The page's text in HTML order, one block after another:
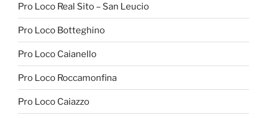
Pro Loco Real Sito – San Leucio
Pro Loco Botteghino
Pro Loco Caianello
Pro Loco Roccamonfina
Pro Loco Caiazzo